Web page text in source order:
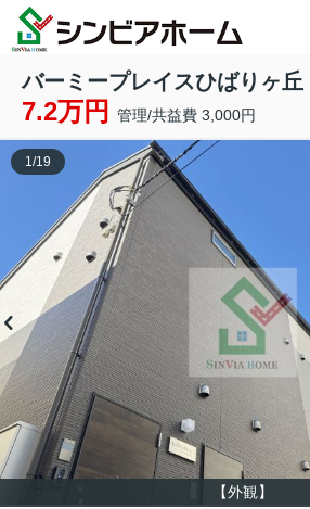
バーミープレイスひばりヶ丘
7.2万円 管理/共益費 3,000円
【外観】
1/19